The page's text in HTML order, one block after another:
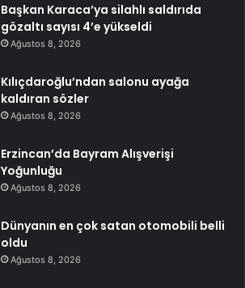
Başkan Karaca’ya silahlı saldırıda
gözaltı sayısı 4’e yükseldi
Ağustos 8, 2026
Kılıçdaroğlu’ndan salonu ayağa
kaldıran sözler
Ağustos 8, 2026
Erzincan’da Bayram Alışverişi
Yoğunluğu
Ağustos 8, 2026
Dünyanın en çok satan otomobili belli
oldu
Ağustos 8, 2026